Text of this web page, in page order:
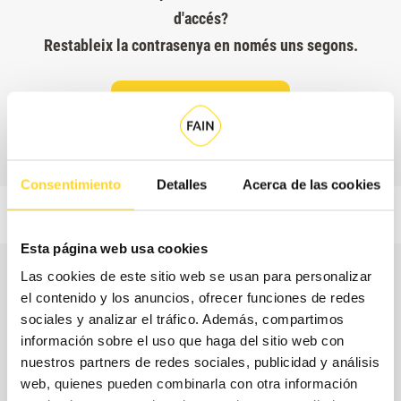
Consentimiento Detalles Acerca de las cookies
Esta página web usa cookies
Las cookies de este sitio web se usan para personalizar
el contenido y los anuncios, ofrecer funciones de redes
sociales y analizar el tráfico. Además, compartimos
información sobre el uso que haga del sitio web con
nuestros partners de redes sociales, publicidad y análisis
web, quienes pueden combinarla con otra información
d'accés?
Restableix la contrasenya en només uns segons.
RESTABLIR
CONTRASENYA
Ajuda'ns a protegir el medi
ambient
A FAIN tenim un compromís amb tu però també amb el